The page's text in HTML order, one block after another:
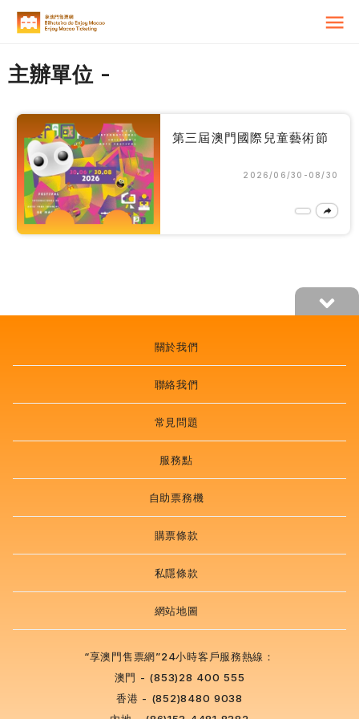
主辦單位 -
第三屆澳門國際兒童藝術節
2026/06/30-08/30
關於我們
聯絡我們
常見問題
服務點
自助票務機
購票條款
私隱條款
網站地圖
“享澳門售票網”24小時客戶服務熱線：
澳門 - (853)28 400 555
香港 - (852)8480 9038